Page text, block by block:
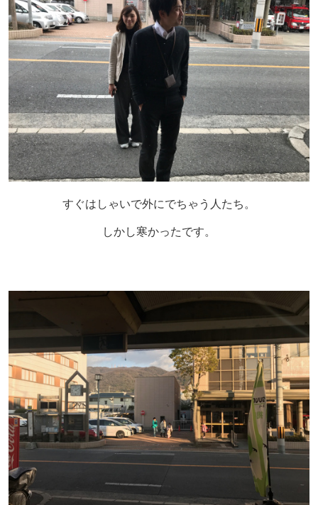
すぐはしゃいで外にでちゃう人たち。
しかし寒かったです。